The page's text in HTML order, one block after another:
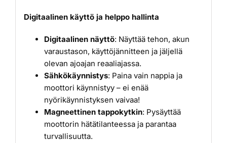
Digitaalinen käyttö ja helppo hallinta
Digitaalinen näyttö: Näyttää tehon, akun
varaustason, käyttöjännitteen ja jäljellä
olevan ajoajan reaaliajassa.
Sähkökäynnistys: Paina vain nappia ja
moottori käynnistyy – ei enää
nyörikäynnistyksen vaivaa!
Magneettinen tappokytkin: Pysäyttää
moottorin hätätilanteessa ja parantaa
turvallisuutta.